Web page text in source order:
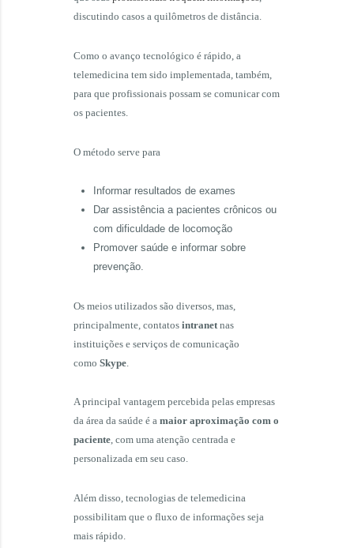
discutindo casos a quilômetros de distância.
Como o avanço tecnológico é rápido, a
telemedicina tem sido implementada, também,
para que profissionais possam se comunicar com
os pacientes.
O método serve para
Informar resultados de exames
Dar assistência a pacientes crônicos ou
com dificuldade de locomoção
Promover saúde e informar sobre
prevenção.
Os meios utilizados são diversos, mas,
principalmente, contatos intranetnas
instituições e serviços de comunicação
como Skype.
A principal vantagem percebida pelas empresas
da área da saúde é a maior aproximação com o
paciente, com uma atenção centrada e
personalizada em seu caso.
Além disso, tecnologias de telemedicina
possibilitam que o fluxo de informações seja
mais rápido.